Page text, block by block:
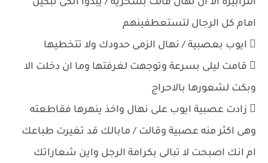
الترابيزة الا ان نهال قالت بسخرية / يبدوا انكى تبكين
امام كل الرجال لتستعطفينهم
 ايوب بعصبية / نهال الزمى حدودك ولا تتخطيها
 قامت ليلى بسرعة وتوجهت لغرفتها وما ان دخلت الا
وبكت لشعورها بالاحراج
 زادت عصبية ايوب على نهال واخذ ينهرها فقاطعته
وهى اكثر منه عصبية وقالت / مابالك قد تغيرت طباعك
ام انك اصبحت لا تبالى بكرامة الرجل واين شعاراتك